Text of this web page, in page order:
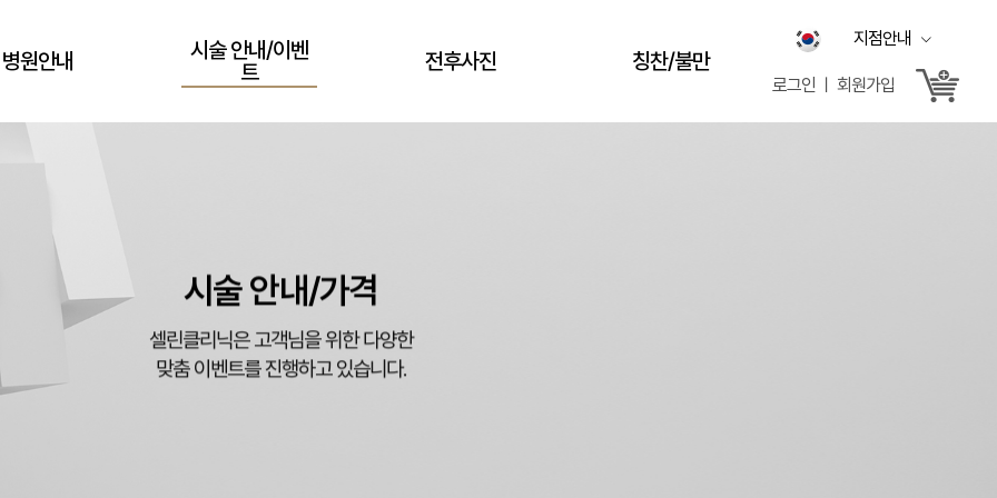
지점안내
로그인 ㅣ 회원가입
병원안내
시술 안내/이벤
트
전후사진 칭찬/불만
시술 안내/가격
셀린클리닉은 고객님을 위한 다양한
맞춤 이벤트를 진행하고 있습니다.